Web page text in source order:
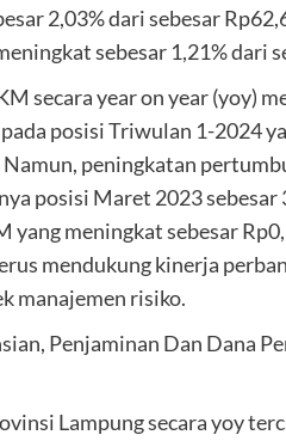
2,03% dari sebesar
sebesar 1,21% dari
secara year on year (yoy)
posisi Triwulan 1-2024
Namun, peningkatan
posisi Maret 2023
meningkat sebesar
mendukung kinerja
manajemen risiko.
Penjaminan Dan Dana
Lampung secara yoy